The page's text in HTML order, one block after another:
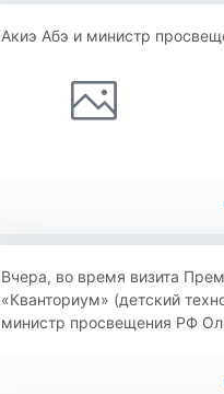
Акиэ Абэ и министр
Вчера, во время визита
«Кванториум» (детский
министр просвещения РФ